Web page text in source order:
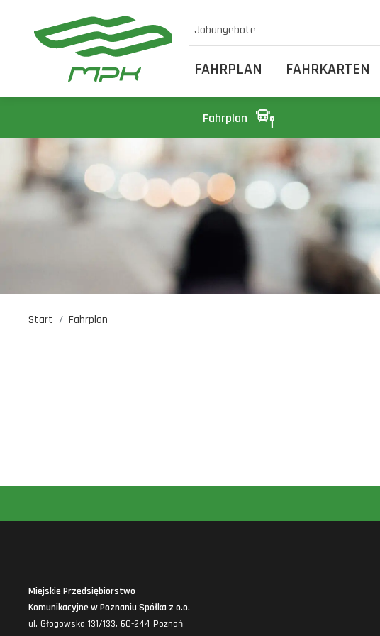
Jobangebote
FAHRPLAN FAHRKARTEN
Fahrplan
Start Fahrplan
Miejskie Przedsiębiorstwo
Komunikacyjne w Poznaniu Spółka z o.o.
ul. Głogowska 131/133, 60-244 Poznań